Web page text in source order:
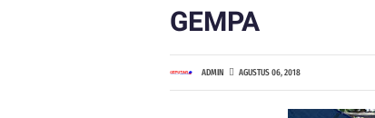
GEMPA
ADMIN AGUSTUS 06, 2018